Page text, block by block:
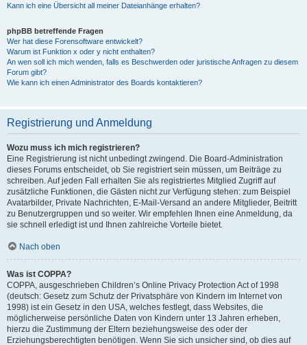
Kann ich eine Übersicht all meiner Dateianhänge erhalten?
phpBB betreffende Fragen
Wer hat diese Forensoftware entwickelt?
Warum ist Funktion x oder y nicht enthalten?
An wen soll ich mich wenden, falls es Beschwerden oder juristische Anfragen zu diesem
Forum gibt?
Wie kann ich einen Administrator des Boards kontaktieren?
Registrierung und Anmeldung
Wozu muss ich mich registrieren?
Eine Registrierung ist nicht unbedingt zwingend. Die Board-Administration
dieses Forums entscheidet, ob Sie registriert sein müssen, um Beiträge zu
schreiben. Auf jeden Fall erhalten Sie als registriertes Mitglied Zugriff auf
zusätzliche Funktionen, die Gästen nicht zur Verfügung stehen: zum Beispiel
Avatarbilder, Private Nachrichten, E-Mail-Versand an andere Mitglieder, Beitritt
zu Benutzergruppen und so weiter. Wir empfehlen Ihnen eine Anmeldung, da
sie schnell erledigt ist und Ihnen zahlreiche Vorteile bietet.
Nach oben
Was ist COPPA?
COPPA, ausgeschrieben Children’s Online Privacy Protection Act of 1998
(deutsch: Gesetz zum Schutz der Privatsphäre von Kindern im Internet von
1998) ist ein Gesetz in den USA, welches festlegt, dass Websites, die
möglicherweise persönliche Daten von Kindern unter 13 Jahren erheben,
hierzu die Zustimmung der Eltern beziehungsweise des oder der
Erziehungsberechtigten benötigen. Wenn Sie sich unsicher sind, ob dies auf